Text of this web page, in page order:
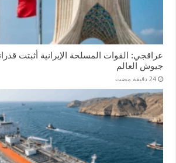
عراقجي: القوات المسلحة الإيرانية أثبتت
جيوش العالم
‏24 دقيقة مضت